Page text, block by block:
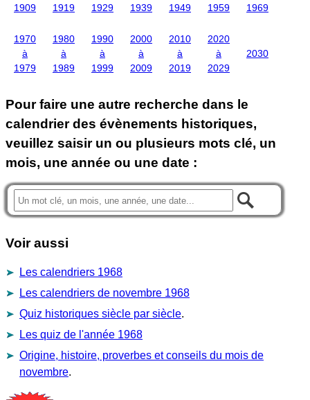
1909
1919
1929
1939
1949
1959
1969
1970
à
1979
1980
à
1989
1990
à
1999
2000
à
2009
2010
à
2019
2020
à
2029
2030
Pour faire une autre recherche dans le
calendrier des évènements historiques,
veuillez saisir un ou plusieurs mots clé, un
mois, une année ou une date :
Voir aussi
Les calendriers 1968
Les calendriers de novembre 1968
Quiz historiques siècle par siècle.
Les quiz de l'année 1968
Origine, histoire, proverbes et conseils du mois de
novembre.